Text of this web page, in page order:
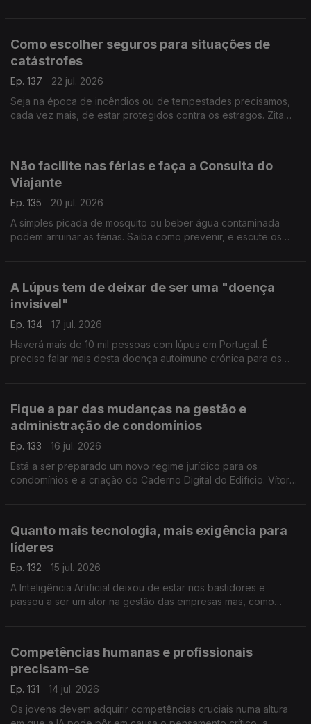
Como escolher seguros para situações de
catástrofes
Ep. 137
22 jul. 2026
Seja na época de incêndios ou de tempestades precisamos,
cada vez mais, de estar protegidos contra os estragos. Zita
Não facilite nas férias e faça a Consulta do
Viajante
Ep. 135
20 jul. 2026
A simples picada de mosquito ou beber água contaminada
podem arruinar as férias. Saiba como prevenir, e escute os
A Lúpus tem de deixar de ser uma "doença
invisível"
Ep. 134
17 jul. 2026
Haverá mais de 10 mil pessoas com lúpus em Portugal. É
preciso falar mais desta doença autoimune crónica para os
Fique a par das mudanças na gestão e
administração de condomínios
Ep. 133
16 jul. 2026
Está a ser preparado um novo regime jurídico para os
condomínios e a criação do Caderno Digital do Edifício. Vítor
Quanto mais tecnologia, mais exigência para
líderes
Ep. 132
15 jul. 2026
A Inteligência Artificial deixou de estar nos bastidores e
passou a ser um ator na gestão das empresas mas, como
Competências humanas e profissionais
precisam-se
Ep. 131
14 jul. 2026
Os jovens devem adquirir competências cruciais numa altura